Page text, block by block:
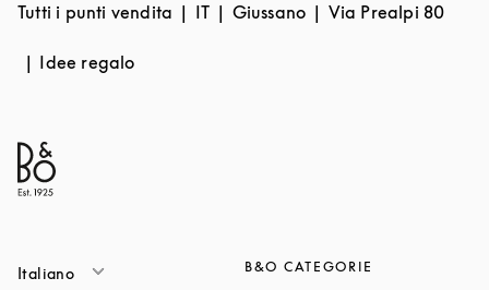
Tutti i punti vendita IT Giussano Via Prealpi 80
Idee regalo
Italiano B&O CATEGORIE